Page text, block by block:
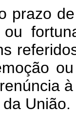
prazo
ou
União.